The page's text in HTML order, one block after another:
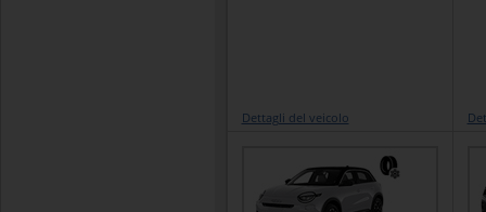
Dettagli del veicolo